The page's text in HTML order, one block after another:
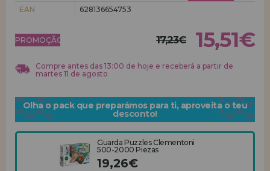
EAN
628136654753
PROMOÇÃO! 17,23€ 15,51€
Compre antes das 13:00 de hoje e receberá a partir de
martes 11 de agosto
Olha o pack que preparámos para ti, aproveita o teu
desconto!
Guarda Puzzles Clementoni
500-2000 Piezas
19,26€